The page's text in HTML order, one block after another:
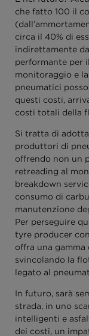
che fatto 100 il
circa il 40% di
indirettamente
performante per
monitoraggio e
pneumatici
questi costi,
costi totali della
Si tratta di adottare un nuovo approccio che veda i
produttori di
offrendo non un
retreading al
breakdown
consumo di
manutenzione
Per perseguire
tyre producer
offra una
svincolando la
legato al
strada, in uno
intelligenti e
dei costi, un